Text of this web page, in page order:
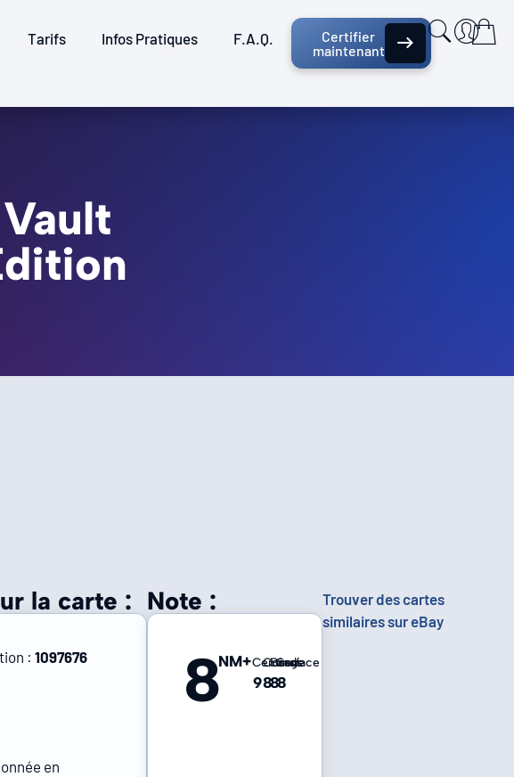
Tarifs Infos Pratiques F.A.Q.
Certifier
maintenant
la carte :
:1097676
en
Note :
8NM+Centrage
9
Coins
8
Bords
8
Surface
8
Trouver des cartes
similaires sur eBay